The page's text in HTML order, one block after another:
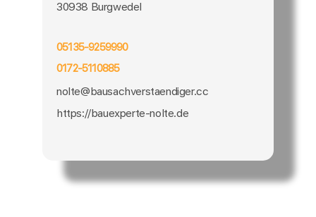
30938 Burgwedel
05135-9259990
0172-5110885
nolte@bausachverstaendiger.cc
https://bauexperte-nolte.de